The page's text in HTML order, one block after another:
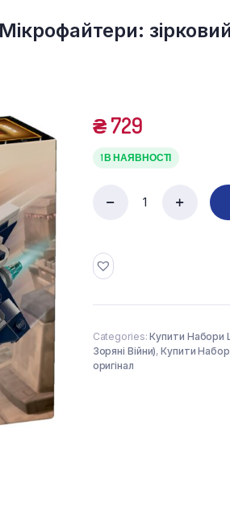
₴729
1 В НАЯВНОСТІ
75400
Мікрофайтери:
Пло
Куна
(89
Categories:Купити Набори
Зоряні Війни),Купити
оригінал